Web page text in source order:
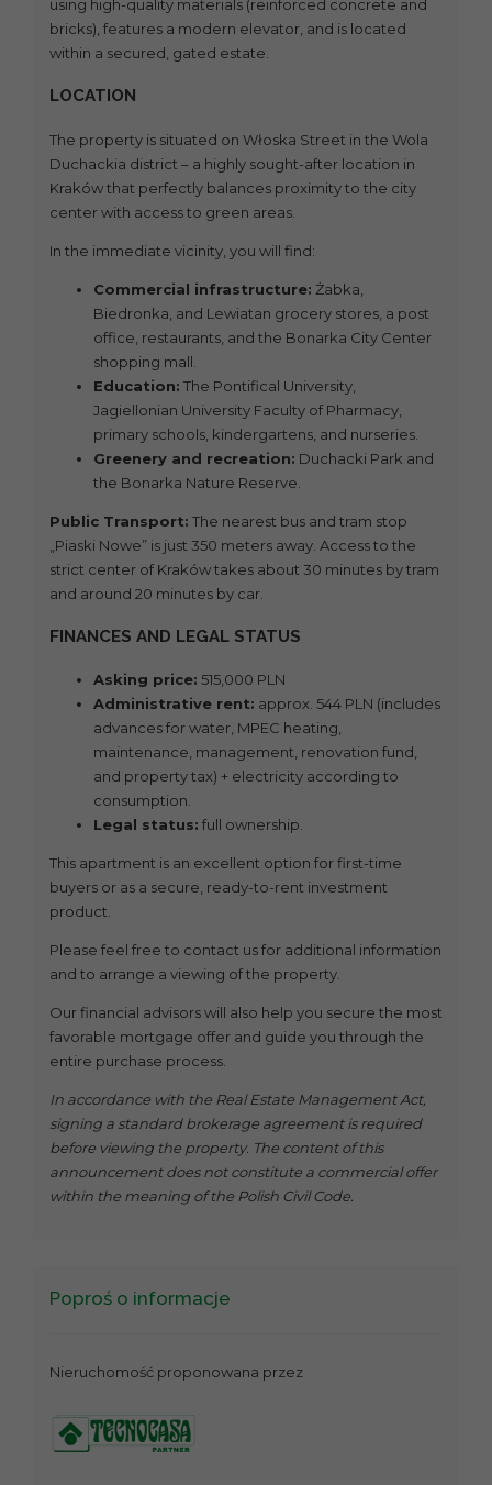
using high-quality materials (reinforced concrete and
bricks), features a modern elevator, and is located
within a secured, gated estate.
LOCATION
The property is situated on Włoska Street in the Wola
Duchackia district – a highly sought-after location in
Kraków that perfectly balances proximity to the city
center with access to green areas.
In the immediate vicinity, you will find:
Commercial infrastructure: Żabka,
Biedronka, and Lewiatan grocery stores, a post
office, restaurants, and the Bonarka City Center
shopping mall.
Education: The Pontifical University,
Jagiellonian University Faculty of Pharmacy,
primary schools, kindergartens, and nurseries.
Greenery and recreation: Duchacki Park and
the Bonarka Nature Reserve.
Public Transport: The nearest bus and tram stop
„Piaski Nowe” is just 350 meters away. Access to the
strict center of Kraków takes about 30 minutes by tram
and around 20 minutes by car.
FINANCES AND LEGAL STATUS
Asking price: 515,000 PLN
Administrative rent: approx. 544 PLN (includes
advances for water, MPEC heating,
maintenance, management, renovation fund,
and property tax) + electricity according to
consumption.
Legal status: full ownership.
This apartment is an excellent option for first-time
buyers or as a secure, ready-to-rent investment
product.
Please feel free to contact us for additional information
and to arrange a viewing of the property.
Our financial advisors will also help you secure the most
favorable mortgage offer and guide you through the
entire purchase process.
In accordance with the Real Estate Management Act,
signing a standard brokerage agreement is required
before viewing the property. The content of this
announcement does not constitute a commercial offer
within the meaning of the Polish Civil Code.
Poproś o informacje
Nieruchomość proponowana przez